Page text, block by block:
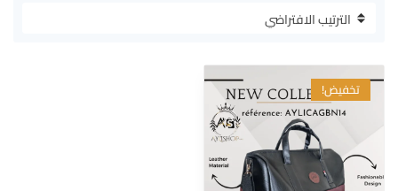
تخفيض!